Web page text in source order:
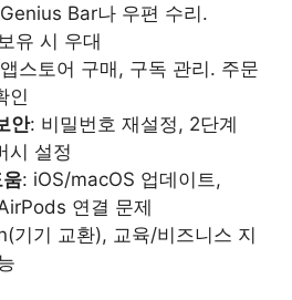
Bar나 우편 수리.
유 시 우대
스토어 구매, 구독 관리. 주문
인
안: 비밀번호 재설정, 2단계
시 설정
: iOS/macOS 업데이트,
연결 문제
기기 교환), 교육/비즈니스 지